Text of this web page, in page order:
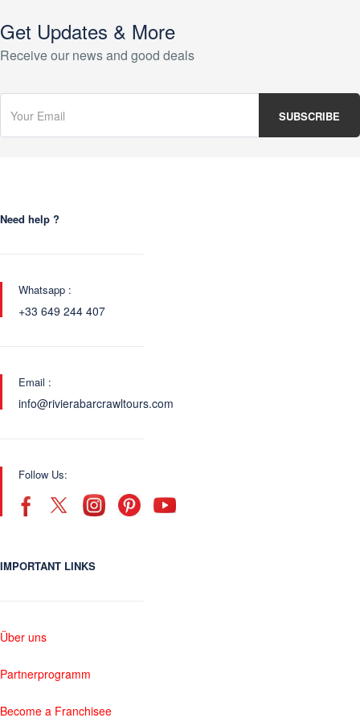
Get Updates & More
Receive our news and good deals
Need help ?
Whatsapp :
+33 649 244 407
Email :
info@rivierabarcrawltours.com
Follow Us:
IMPORTANT LINKS
Über uns
Partnerprogramm
Become a Franchisee